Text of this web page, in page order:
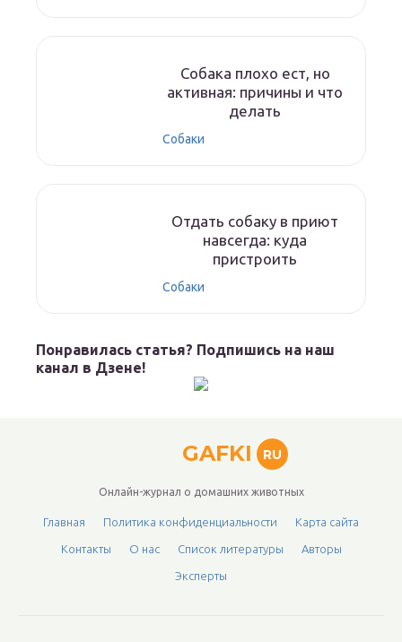
Собака плохо ест, но
активная: причины и что
делать
Собаки
Отдать собаку в приют
навсегда: куда
пристроить
Собаки
Понравилась статья? Подпишись на наш
канал в Дзене!
GAFKI RU
Онлайн-журнал о домашних животных
Главная Политика конфиденциальности Карта сайта
Контакты О нас Список литературы Авторы
Эксперты